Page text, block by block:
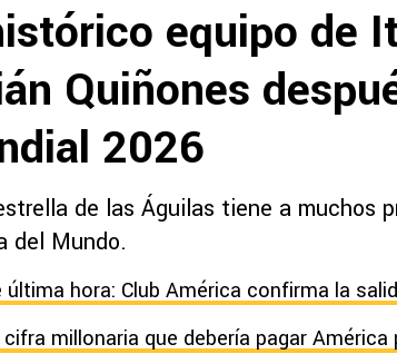
equipo de
Quiñones
2026
de las Águilas tiene a muchos
del Mundo.
última hora: Club América confirma la
cifra millonaria que debería pagar